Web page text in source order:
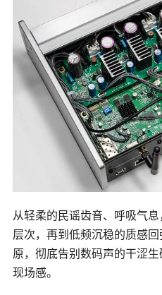
从轻柔的民谣齿音、呼吸气
层次，再到低频沉稳的质感
原，彻底告别数码声的干涩
现场感。